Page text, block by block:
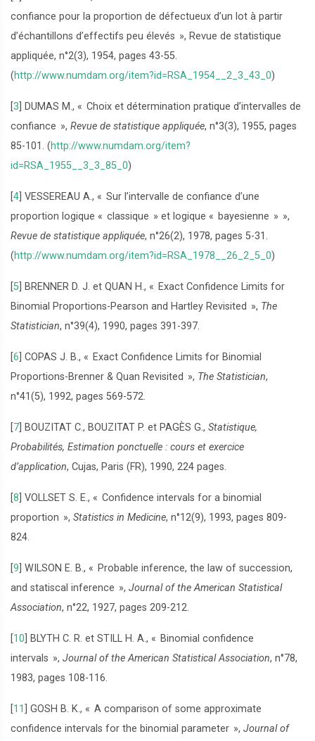
confiance pour la proportion de défectueux d’un lot à partir
d’échantillons d’effectifs peu élevés », Revue de statistique
appliquée, n°2(3), 1954, pages 43-55.
(http://www.numdam.org/item?id=RSA_1954__2_3_43_0)
3 DUMAS M., « Choix et détermination pratique d’intervalles de
confiance », Revue de statistique appliquée, n°3(3), 1955, pages
85-101. (http://www.numdam.org/item?
id=RSA_1955__3_3_85_0)
4 VESSEREAU A., « Sur l’intervalle de confiance d’une
proportion logique « classique » et logique « bayesienne » »,
Revue de statistique appliquée, n°26(2), 1978, pages 5-31.
(http://www.numdam.org/item?id=RSA_1978__26_2_5_0)
5 BRENNER D. J. et QUAN H., « Exact Confidence Limits for
Binomial Proportions-Pearson and Hartley Revisited », The
Statistician, n°39(4), 1990, pages 391-397.
6 COPAS J. B., « Exact Confidence Limits for Binomial
Proportions-Brenner & Quan Revisited », The Statistician,
n°41(5), 1992, pages 569-572.
7 BOUZITAT C., BOUZITAT P. et PAGÈS G., Statistique,
Probabilités, Estimation ponctuelle : cours et exercice
d’application, Cujas, Paris (FR), 1990, 224 pages.
8 VOLLSET S. E., « Confidence intervals for a binomial
proportion », Statistics in Medicine, n°12(9), 1993, pages 809-
824.
9 WILSON E. B., « Probable inference, the law of succession,
and statiscal inference », Journal of the American Statistical
Association, n°22, 1927, pages 209-212.
10 BLYTH C. R. et STILL H. A., « Binomial confidence
intervals », Journal of the American Statistical Association, n°78,
1983, pages 108-116.
11 GOSH B. K., « A comparison of some approximate
confidence intervals for the binomial parameter », Journal of